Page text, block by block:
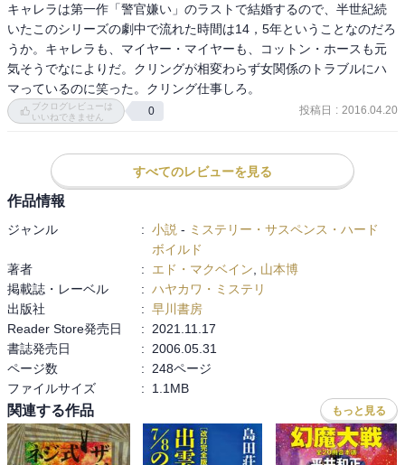
キャレラは第一作「警官嫌い」のラストで結婚するので、半世紀続
いたこのシリーズの劇中で流れた時間は14，5年ということなのだろ
うか。キャレラも、マイヤー・マイヤーも、コットン・ホースも元
気そうでなによりだ。クリングが相変わらず女関係のトラブルにハ
マっているのに笑った。クリング仕事しろ。
ブクログレビューは
いいねできません
0 投稿日 : 2016.04.20
すべてのレビューを見る
作品情報
ジャンル : 小説 - ミステリー・サスペンス・ハード
ボイルド
著者
: エド・マクベイン
山本博
掲載誌・レーベル
: ハヤカワ・ミステリ
出版社
: 早川書房
Reader Store発売日
:
2021.11.17
書誌発売日
:
2006.05.31
ページ数
:
248ページ
ファイルサイズ
: 1.1MB
関連する作品 もっと見る